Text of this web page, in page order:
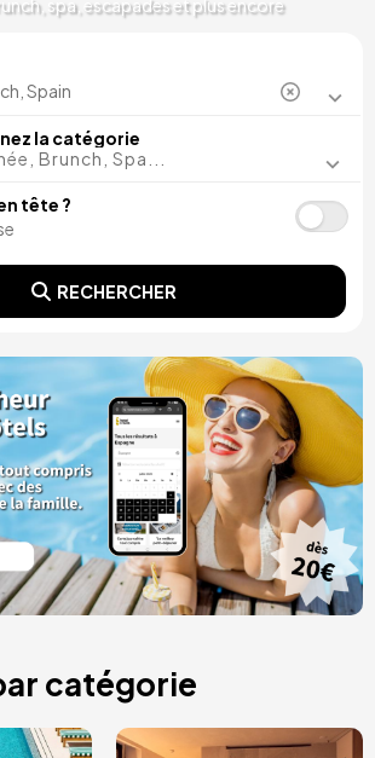
spa, escapades et plus encore
la catégorie
Brunch, Spa...
tête ?
RECHERCHER
catégorie